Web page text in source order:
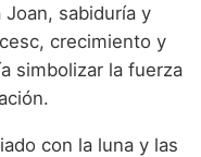
Joan, sabiduría y
crecimiento y
simbolizar la fuerza
con la luna y las